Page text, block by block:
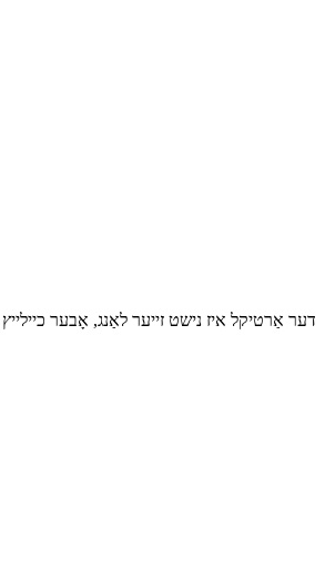
דער אַרטיקל איז נישט זייער לאַנג, אָבער